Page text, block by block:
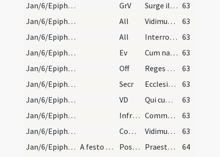
Jan/6/Epiphania/M2/Mass Propers
GrV Surge illuminare Ierusalem 63
Jan/6/Epiphania/M2/Mass Propers/1
All Vidimus stellam eius
63
Jan/6/Epiphania/M2/Mass Propers/2
All Interrogabat magos Herodes 63
Jan/6/Epiphania/M2/Mass Propers
Ev Cum natus esset Iesus in Bethlehem Iuda 63
Jan/6/Epiphania/M2/Mass Propers
Off Reges Tharsis
63
Jan/6/Epiphania/M2/Mass Propers
Secr Ecclesiae tuae quaesumus Domine dona propitius intuere
63
Jan/6/Epiphania/M2/Mass Propers
VD Qui cum Unigenitus tuus
63
Jan/6/Epiphania/M2/Mass Propers
Infracan Communicantes et diem sacratissimum celebrantes quo Unigenitus
63
Jan/6/Epiphania/M2/Mass Propers
Comm Vidimus stellam eius
63
Jan/6/Epiphania/M2/Mass Propers
A festo Epiphaniae usque ad octavam expletam et i… Postcomm Praesta quaesumus omnipotens Deus ut quod sollemni celebramus ... intelligentia consequamur.
64